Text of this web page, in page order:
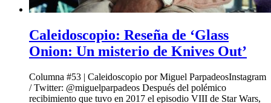
Caleidoscopio: Reseña de ‘Glass
Onion: Un misterio de Knives Out’
Columna #53 | Caleidoscopio por Miguel ParpadeosInstagram
/ Twitter: @miguelparpadeos Después del polémico
recibimiento que tuvo en 2017 el episodio VIII de Star Wars,